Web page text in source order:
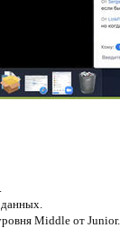
Middle от Junior.